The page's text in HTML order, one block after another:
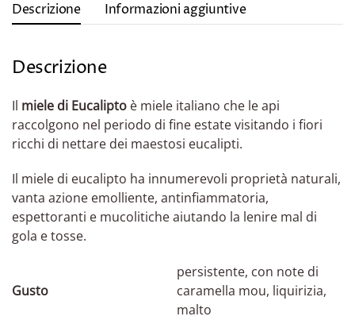
Descrizione Informazioni aggiuntive
Descrizione
Il miele di Eucalipto è miele italiano che le api
raccolgono nel periodo di fine estate visitando i fiori
ricchi di nettare dei maestosi eucalipti.
Il miele di eucalipto ha innumerevoli proprietà naturali,
vanta azione emolliente, antinfiammatoria,
espettoranti e mucolitiche aiutando la lenire mal di
gola e tosse.
Gusto
persistente, con note di
caramella mou, liquirizia,
malto